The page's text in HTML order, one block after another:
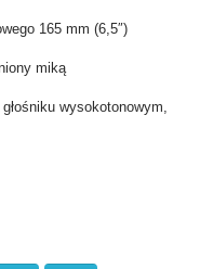
165 mm (6,5″)
miką
wysokotonowym,